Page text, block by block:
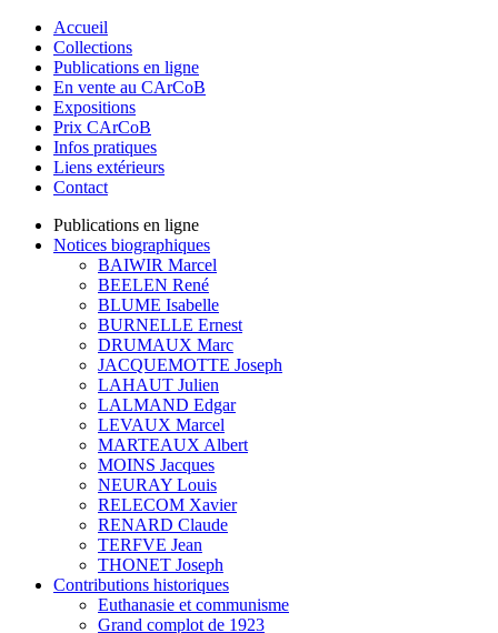
Accueil
Collections
Publications en ligne
En vente au CArCoB
Expositions
Prix CArCoB
Infos pratiques
Liens extérieurs
Contact
Publications en ligne
Notices biographiques
BAIWIR Marcel
BEELEN René
BLUME Isabelle
BURNELLE Ernest
DRUMAUX Marc
JACQUEMOTTE Joseph
LAHAUT Julien
LALMAND Edgar
LEVAUX Marcel
MARTEAUX Albert
MOINS Jacques
NEURAY Louis
RELECOM Xavier
RENARD Claude
TERFVE Jean
THONET Joseph
Contributions historiques
Euthanasie et communisme
Grand complot de 1923